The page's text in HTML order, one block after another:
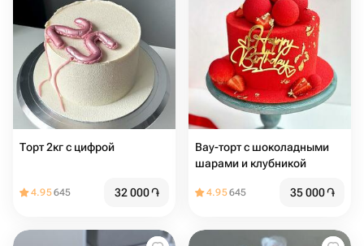
Торт 2кг с цифрой
4.95645 32 000֏
Вау-торт с шоколадными
шарами и клубникой
4.95645 35 000֏